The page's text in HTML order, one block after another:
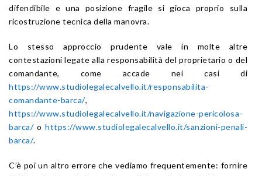
difendibile e una posizione fragile si gioca proprio sulla
ricostruzione tecnica della manovra.
Lo stesso approccio prudente vale in molte altre
contestazioni legate alla responsabilità del proprietario o del
comandante, come accade nei casi di
https://www.studiolegalecalvello.it/responsabilita-
comandante-barca/,
https://www.studiolegalecalvello.it/navigazione-pericolosa-
barca/o https://www.studiolegalecalvello.it/sanzioni-penali-
barca/.
C’è poi un altro errore che vediamo frequentemente: fornire